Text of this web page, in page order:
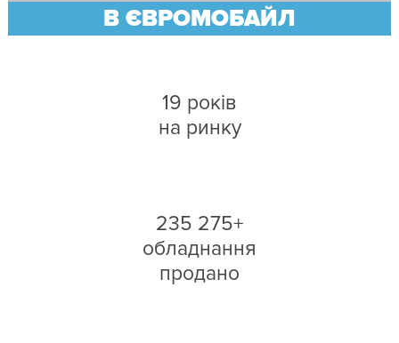
В ЄВРОМОБАЙЛ
19 років
на ринку
235 275+
обладнання
продано